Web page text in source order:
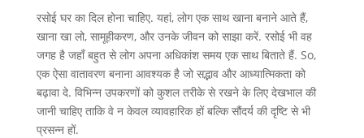
रसोई घर का दिल होना चाहिए. यहां, लोग एक साथ खाना बनाने आते हैं,
खाना खा लो, सामूहीकरण, और उनके जीवन को साझा करें. रसोई भी वह
जगह है जहाँ बहुत से लोग अपना अधिकांश समय एक साथ बिताते हैं. So,
एक ऐसा वातावरण बनाना आवश्यक है जो सद्भाव और आध्यात्मिकता को
बढ़ावा दे. विभिन्न उपकरणों को कुशल तरीके से रखने के लिए देखभाल की
जानी चाहिए ताकि वे न केवल व्यावहारिक हों बल्कि सौंदर्य की दृष्टि से भी
प्रसन्न हों.